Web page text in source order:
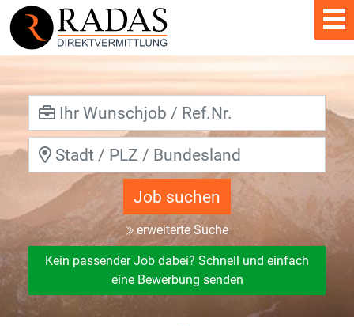
Job suchen
erweiterte Suche
Kein passender Job dabei? Schnell und einfach
eine Bewerbung senden